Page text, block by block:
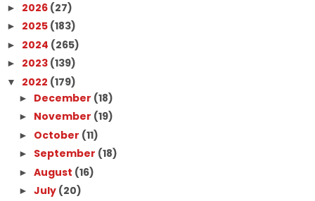
► 2026 (27)
► 2025 (183)
► 2024 (265)
► 2023 (139)
▼ 2022 (179)
► December (18)
► November (19)
► October (11)
► September (18)
► August (16)
► July (20)